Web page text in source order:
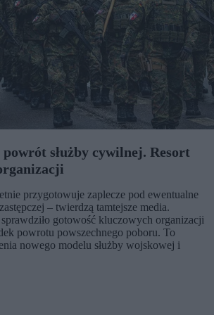
służby cywilnej. Resort
przygotowuje zaplecze pod ewentualne
– twierdzą tamtejsze media.
gotowość kluczowych organizacji
powrotu powszechnego poboru. To
nowego modelu służby wojskowej i